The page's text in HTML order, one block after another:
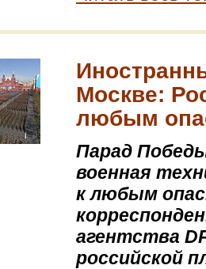
Москве:
любым
Парад
военная
к любым
агентства
российской